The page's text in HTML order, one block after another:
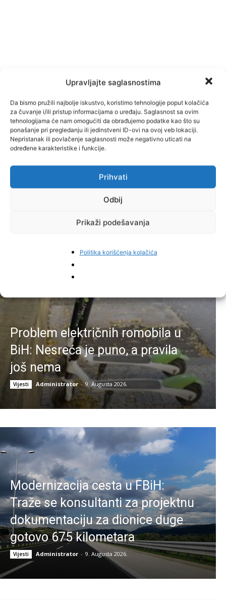
Upravljajte saglasnostima
Da bismo pružili najbolje iskustvo, koristimo tehnologije poput kolačića
za čuvanje i/ili pristup informacijama o uređaju. Saglasnost sa ovim
tehnologijama će nam omogućiti da obrađujemo podatke kao što su
ponašanje pri pregledanju ili jedinstveni ID-ovi na ovoj veb lokaciji.
Nepristanak ili povlačenje saglasnosti može negativno uticati na
određene karakteristike i funkcije.
Prihvati
Odbij
Prikaži podešavanja
Politika korišćenja kolačića
Pinterest
Problem električnih romobila u
BiH: Nesreća je puno, a pravila
još nema
Vijesti Administrator - 9. Augusta 2026.
Modernizacija cesta u FBiH:
Traže se konsultanti za projektnu
dokumentaciju za dionice duge
gotovo 675 kilometara
Vijesti Administrator - 9. Augusta 2026.